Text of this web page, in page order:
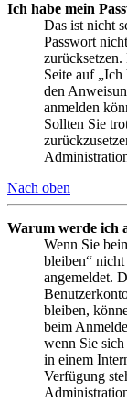
Ich habe mein
Das ist nicht
Passwort
Seite auf „Ich
den
anmelden
Sollten Sie
Nach oben
Warum werde ich
Wenn Sie
bleiben“
angemeldet.
bleiben,
beim
wenn Sie
in einem
Verfügung